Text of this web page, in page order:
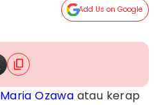
Add Us on Google
Maria Ozawa atau kerap